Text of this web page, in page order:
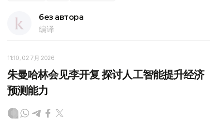
без автора
编译
11:10, 02 7月 2026
朱曼哈林会见李开复 探讨人工智能提升经济
预测能力